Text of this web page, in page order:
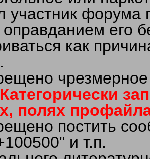
участник форума
оправданием его
как
Категорически
полях
постить
и т.п.